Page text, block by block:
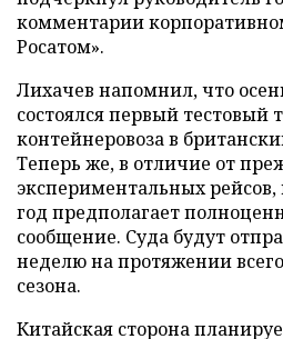
комментарии
Росатом».
Лихачев напомнил, что
состоялся первый тестовый
контейнеровоза в
Теперь же, в отличие от
экспериментальных
год предполагает
сообщение. Суда будут
неделю на протяжении
сезона.
Китайская сторона